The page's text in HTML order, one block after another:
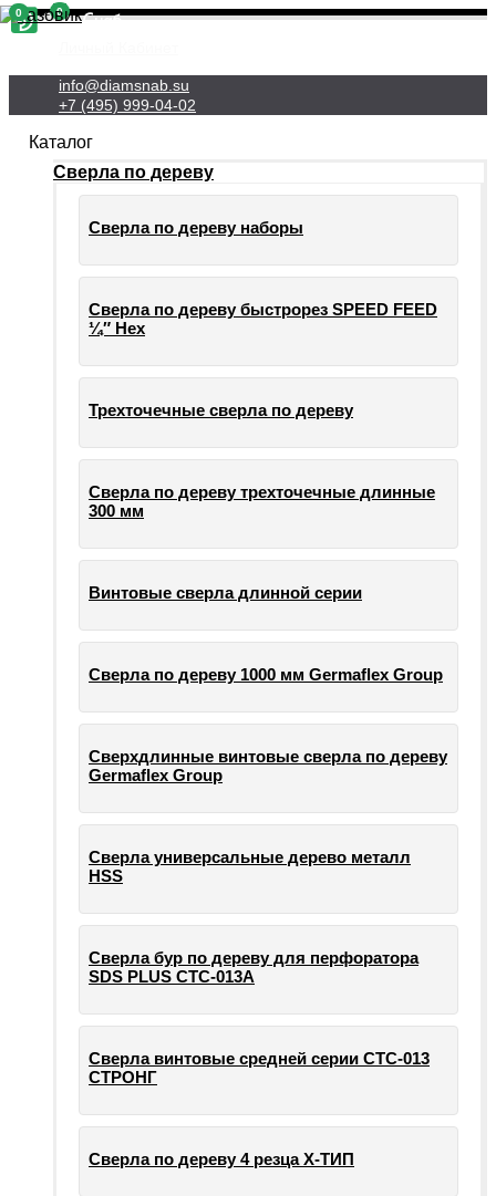
info@diamsnab.su
+7 (495) 999-04-02
0
Каталог
Сверла по дереву
Сверла по дереву наборы
Сверла по дереву быстрорез SPEED FEED
¼″ Hex
Трехточечные сверла по дереву
Сверла по дереву трехточечные длинные
300 мм
Винтовые сверла длинной серии
Сверла по дереву 1000 мм Germaflex Group
Сверхдлинные винтовые сверла по дереву
Germaflex Group
Сверла универсальные дерево металл
HSS
Cверла бур по дереву для перфоратора
SDS PLUS СТС-013А
Сверла винтовые средней серии СТС-013
СТРОНГ
Сверла по дереву 4 резца Х-ТИП
0